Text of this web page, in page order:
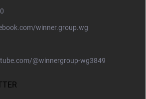
winner.group.wg
@winnergroup-wg3849